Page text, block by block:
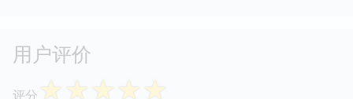
用户评价
评分 ☆☆☆☆☆